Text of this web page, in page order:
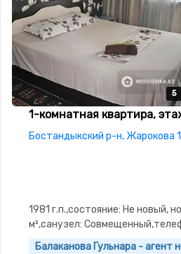
5
5
5
5
5
1-комнатная квартира,
Бостандыкский р-н, Жарокова
1981 г.п.,состояние: Не новый,
м²,санузел:
Балаканова Гульнара - агент